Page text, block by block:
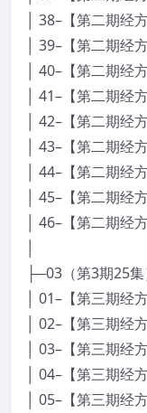
│ 38–【第二期经
│ 39–【第二期经
│ 40–【第二期经
│ 41–【第二期经
│ 42–【第二期经
│ 43–【第二期经
│ 44–【第二期经
│ 45–【第二期经
│ 46–【第二期经
├─03（第3期25集
│ 01–【第三期
│ 02–【第三期
│ 03–【第三期
│ 04–【第三期
│ 05–【第三期